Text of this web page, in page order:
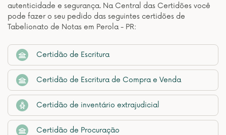
autenticidade e segurança. Na Central das Certidões você
pode fazer o seu pedido das seguintes certidões de
Tabelionato de Notas em Perola - PR:
Certidão de Escritura
Certidão de Escritura de Compra e Venda
Certidão de inventário extrajudicial
Certidão de Procuração